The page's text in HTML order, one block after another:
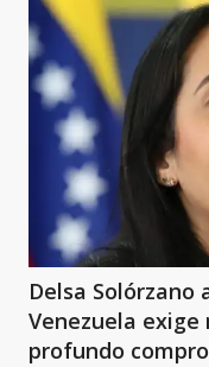
Delsa Solórzano
Venezuela exige
profundo